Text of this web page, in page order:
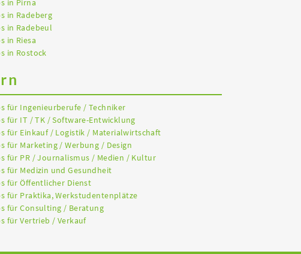
in Pirna
in Radeberg
in Radebeul
in Riesa
in Rostock
für Ingenieurberufe / Techniker
für IT / TK / Software-Entwicklung
für Einkauf / Logistik / Materialwirtschaft
für Marketing / Werbung / Design
für PR / Journalismus / Medien / Kultur
für Medizin und Gesundheit
für Öffentlicher Dienst
für Praktika, Werkstudentenplätze
für Consulting / Beratung
für Vertrieb / Verkauf